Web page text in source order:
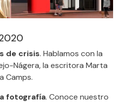
de crisis. Hablamos con la
Nágera, la escritora Marta
Camps.
fotografía. Conoce nuestro